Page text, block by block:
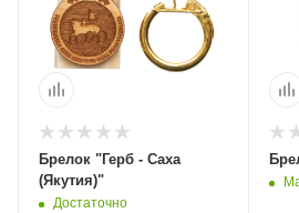
Брелок "Герб - Саха
(Якутия)"
Достаточно